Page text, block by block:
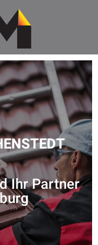
Ihr Partner